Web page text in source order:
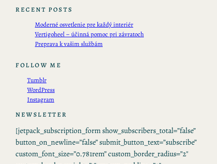
RECENT POSTS
Moderné osvetlenie pre každý interiér
Vertigoheel – účinná pomoc pri závratoch
Preprava k vašim službám
FOLLOW ME
Tumblr
WordPress
Instagram
NEWSLETTER
[jetpack_subscription_form show_subscribers_total=”false”
button_on_newline=”false” submit_button_text=”subscribe”
custom_font_size=”0.781rem” custom_border_radius=”2″